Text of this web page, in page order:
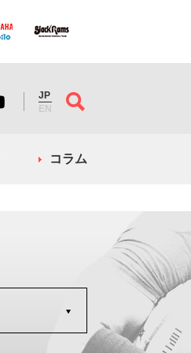
JP
EN
コラム